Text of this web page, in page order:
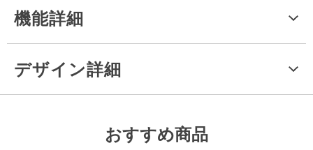
機能詳細
デザイン詳細
おすすめ商品